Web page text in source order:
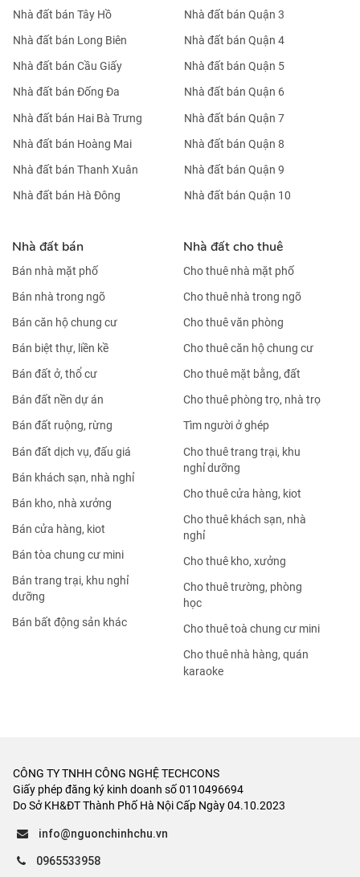
Nhà đất bán Tây Hồ
Nhà đất bán Long Biên
Nhà đất bán Cầu Giấy
Nhà đất bán Đống Đa
Nhà đất bán Hai Bà Trưng
Nhà đất bán Hoàng Mai
Nhà đất bán Thanh Xuân
Nhà đất bán Hà Đông
Nhà đất bán Quận 3
Nhà đất bán Quận 4
Nhà đất bán Quận 5
Nhà đất bán Quận 6
Nhà đất bán Quận 7
Nhà đất bán Quận 8
Nhà đất bán Quận 9
Nhà đất bán Quận 10
Nhà đất bán
Bán nhà mặt phố
Bán nhà trong ngõ
Bán căn hộ chung cư
Bán biệt thự, liền kề
Bán đất ở, thổ cư
Bán đất nền dự án
Bán đất ruộng, rừng
Bán đất dịch vụ, đấu giá
Bán khách sạn, nhà nghỉ
Bán kho, nhà xưởng
Bán cửa hàng, kiot
Bán tòa chung cư mini
Bán trang trại, khu nghỉ
dưỡng
Bán bất động sản khác
Nhà đất cho thuê
Cho thuê nhà mặt phố
Cho thuê nhà trong ngõ
Cho thuê văn phòng
Cho thuê căn hộ chung cư
Cho thuê mặt bằng, đất
Cho thuê phòng trọ, nhà trọ
Tìm người ở ghép
Cho thuê trang trại, khu
nghỉ dưỡng
Cho thuê cửa hàng, kiot
Cho thuê khách sạn, nhà
nghỉ
Cho thuê kho, xưởng
Cho thuê trường, phòng
học
Cho thuê toà chung cư mini
Cho thuê nhà hàng, quán
karaoke
CÔNG TY TNHH CÔNG NGHỆ TECHCONS
Giấy phép đăng ký kinh doanh số 0110496694
Do Sở KH&ĐT Thành Phố Hà Nội Cấp Ngày 04.10.2023
info@nguonchinhchu.vn
0965533958